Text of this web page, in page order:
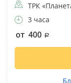
ТРК
3 часа
от 400